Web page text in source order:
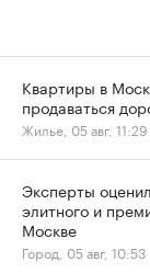
Квартиры в
продаваться
Жилье, 05 авг, 11:29
Эксперты
элитного и
Москве
Город, 05 авг, 10:53